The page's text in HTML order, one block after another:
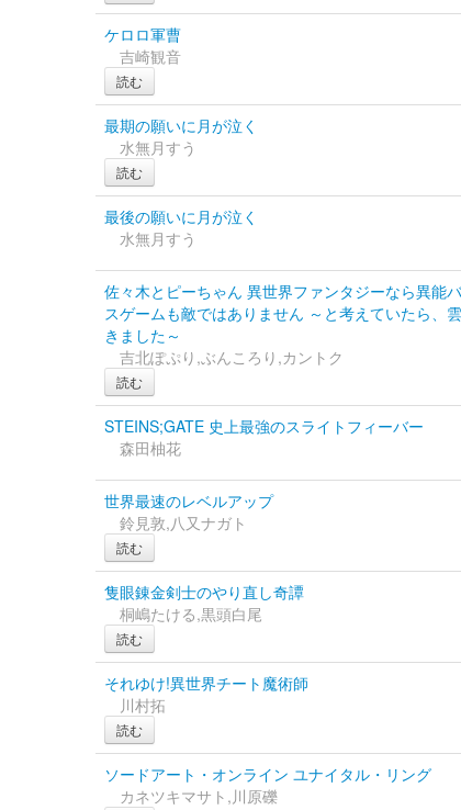
ケロロ軍曹
吉崎観音
読む
最期の願いに月が泣く
水無月すう
読む
最後の願いに月が泣く
水無月すう
佐々木とピーちゃん 異世界ファンタジーなら異能
スゲームも敵ではありません ～と考えていたら、
きました～
吉北ぽぷり,ぶんころり,カントク
読む
STEINS;GATE 史上最強のスライトフィーバー
森田柚花
世界最速のレベルアップ
鈴見敦,八又ナガト
読む
隻眼錬金剣士のやり直し奇譚
桐嶋たける,黒頭白尾
読む
それゆけ!異世界チート魔術師
川村拓
読む
ソードアート・オンライン ユナイタル・リング
カネツキマサト,川原礫